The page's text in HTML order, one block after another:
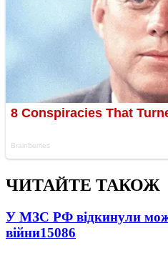
ЧИТАЙТЕ ТАКОЖ
У МЗС РФ відкинули
війни15086